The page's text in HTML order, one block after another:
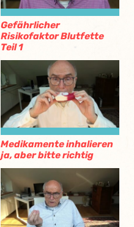
Gefährlicher
Risikofaktor Blutfette
Teil 1
Medikamente inhalieren
ja, aber bitte richtig